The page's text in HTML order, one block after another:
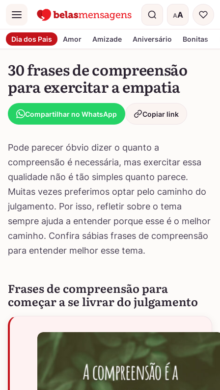
Menu AA
Tamanho do
Dia dos Pais Amor Amizade Aniversário Bonitas
30 frases de compreensão
para exercitar a empatia
Compartilhar no WhatsApp Copiar link
Pode parecer óbvio dizer o quanto a
compreensão é necessária, mas exercitar essa
qualidade não é tão simples quanto parece.
Muitas vezes preferimos optar pelo caminho do
julgamento. Por isso, refletir sobre o tema
sempre ajuda a entender porque esse é o melhor
caminho. Confira sábias frases de compreensão
para entender melhor esse tema.
Frases de compreensão para
começar a se livrar do julgamento